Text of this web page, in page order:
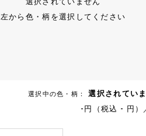
左から色・柄を選択してください
選択中の色・柄：
選択されてい
-円（税込 - 円）